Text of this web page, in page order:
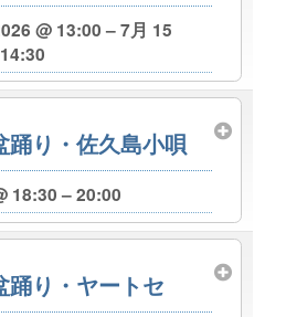
@ 13:00 – 7月 15
踊り・佐久島小唄
18:30 – 20:00
踊り・ヤートセ